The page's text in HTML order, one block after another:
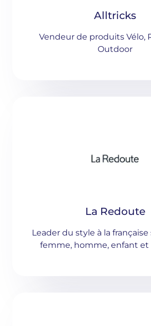
Alltricks
Vendeur de produits Vélo,
Outdoor
La Redoute
Leader du style à la
femme, homme, enfant et